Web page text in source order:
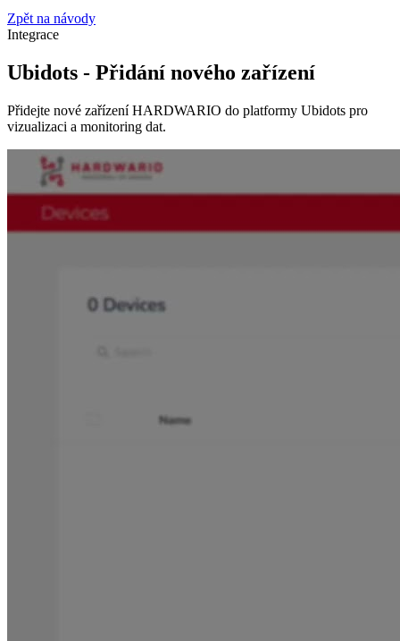
Zpět na návody
Integrace
Ubidots - Přidání nového zařízení
Přidejte nové zařízení HARDWARIO do platformy Ubidots pro
vizualizaci a monitoring dat.